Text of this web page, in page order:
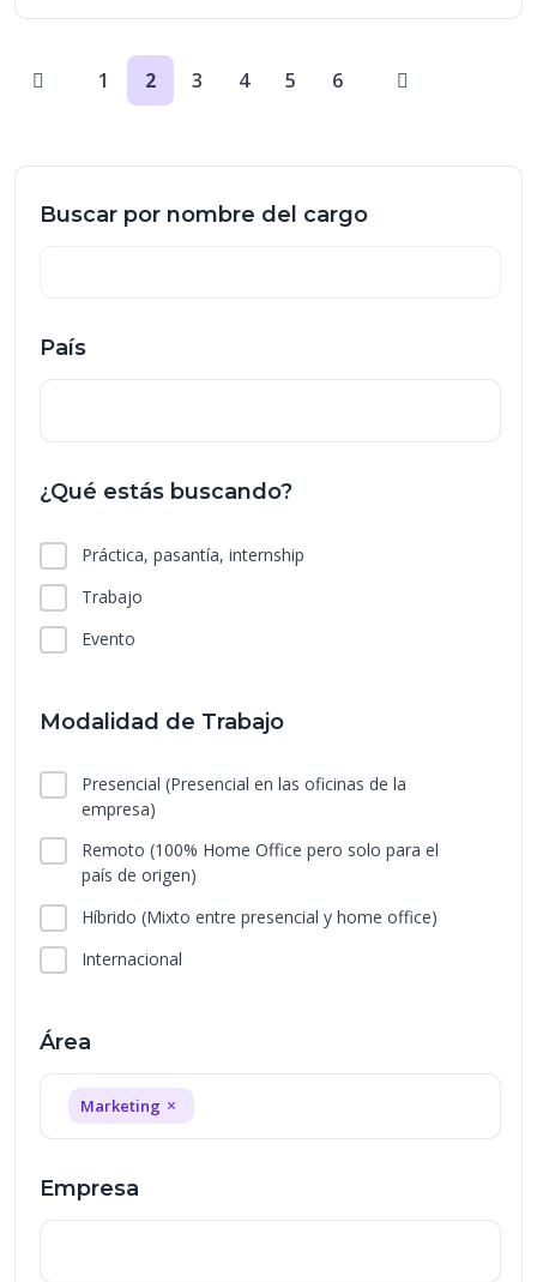
1 2 3 4 5 6
Buscar por nombre del cargo
País
¿Qué estás buscando?
Práctica, pasantía, internship
Trabajo
Evento
Modalidad de Trabajo
Presencial (Presencial en las oficinas de la
empresa)
Remoto (100% Home Office pero solo para el
país de origen)
Híbrido (Mixto entre presencial y home office)
Internacional
Área
Marketing ×
Empresa